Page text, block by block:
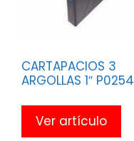
CARTAPACIOS 3
ARGOLLAS 1″ P0254
Ver artículo